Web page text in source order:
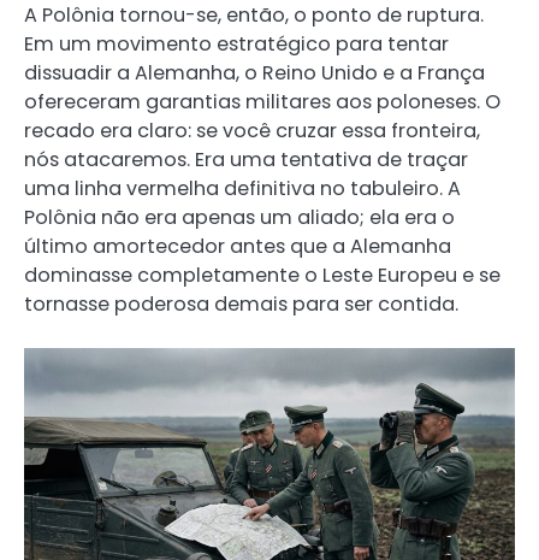
A Polônia tornou-se, então, o ponto de ruptura.
Em um movimento estratégico para tentar
dissuadir a Alemanha, o Reino Unido e a França
ofereceram garantias militares aos poloneses. O
recado era claro: se você cruzar essa fronteira,
nós atacaremos. Era uma tentativa de traçar
uma linha vermelha definitiva no tabuleiro. A
Polônia não era apenas um aliado; ela era o
último amortecedor antes que a Alemanha
dominasse completamente o Leste Europeu e se
tornasse poderosa demais para ser contida.